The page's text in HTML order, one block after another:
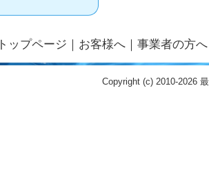
トップページ ｜ お客様へ ｜ 事業者の方へ
Copyright (c) 2010-2026